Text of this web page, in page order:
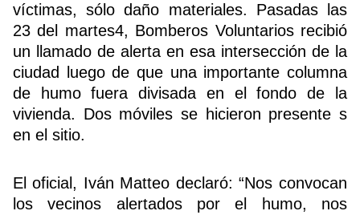
víctimas, sólo daño materiales. Pasadas las
23 del martes4, Bomberos Voluntarios recibió
un llamado de alerta en esa intersección de la
ciudad luego de que una importante columna
de humo fuera divisada en el fondo de la
vivienda. Dos móviles se hicieron presente s
en el sitio.
El oficial, Iván Matteo declaró: “Nos convocan
los vecinos alertados por el humo, nos